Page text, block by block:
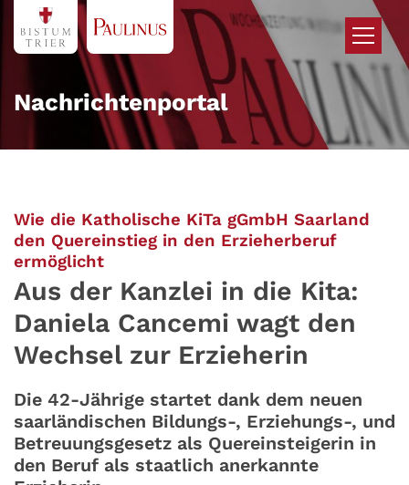
Zum Inhalt springen
Nachrichtenportal
Wie die Katholische KiTa gGmbH Saarland
den Quereinstieg in den Erzieherberuf
ermöglicht:
Aus der Kanzlei in die Kita:
Daniela Cancemi wagt den
Wechsel zur Erzieherin
Die 42-Jährige startet dank dem neuen
saarländischen Bildungs-, Erziehungs-, und
Betreuungsgesetz als Quereinsteigerin in
den Beruf als staatlich anerkannte